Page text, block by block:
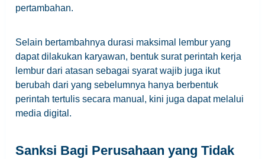
pertambahan.
Selain bertambahnya durasi maksimal lembur yang
dapat dilakukan karyawan, bentuk surat perintah kerja
lembur dari atasan sebagai syarat wajib juga ikut
berubah dari yang sebelumnya hanya berbentuk
perintah tertulis secara manual, kini juga dapat melalui
media digital.
Sanksi Bagi Perusahaan yang Tidak